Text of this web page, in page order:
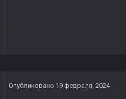
Опубликовано 19 февраля, 2024